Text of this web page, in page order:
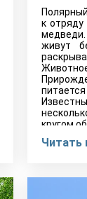
к
живут
кругом
Читать